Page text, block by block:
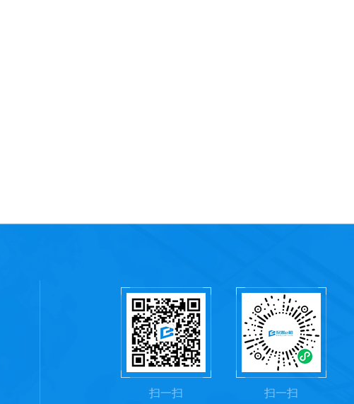
扫一扫 扫一扫